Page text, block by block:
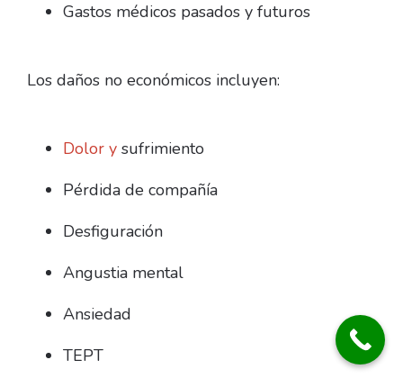
Gastos médicos pasados y futuros
Los daños no económicos incluyen:
Dolor y sufrimiento
Pérdida de compañía
Desfiguración
Angustia mental
Ansiedad
TEPT